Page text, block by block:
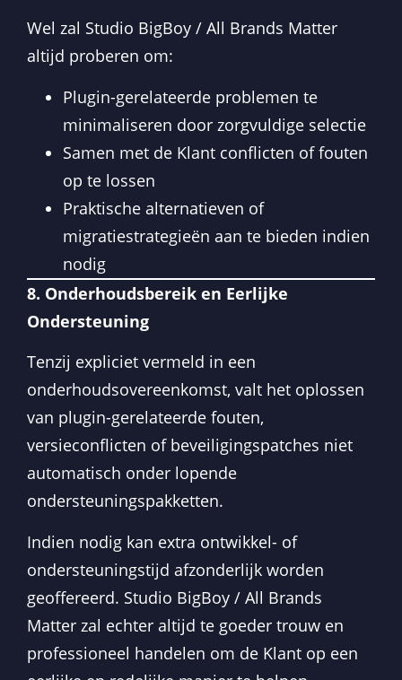
Wel zal Studio BigBoy / All Brands Matter
altijd proberen om:
Plugin-gerelateerde problemen te
minimaliseren door zorgvuldige selectie
Samen met de Klant conflicten of fouten
op te lossen
Praktische alternatieven of
migratiestrategieën aan te bieden indien
nodig
8. Onderhoudsbereik en Eerlijke
Ondersteuning
Tenzij expliciet vermeld in een
onderhoudsovereenkomst, valt het oplossen
van plugin-gerelateerde fouten,
versieconflicten of beveiligingspatches niet
automatisch onder lopende
ondersteuningspakketten.
Indien nodig kan extra ontwikkel- of
ondersteuningstijd afzonderlijk worden
geoffereerd. Studio BigBoy / All Brands
Matter zal echter altijd te goeder trouw en
professioneel handelen om de Klant op een